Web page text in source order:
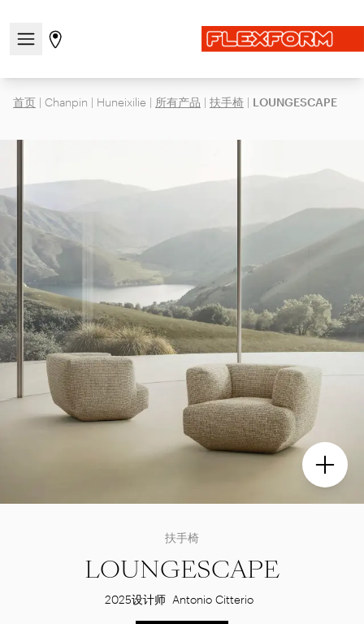
打开/关闭导航菜单
前往商店页面
首页 | Chanpin | Huneixilie | 所有产品 | 扶手椅 | LOUNGESCAPE
扶手椅
LOUNGESCAPE
2025设计师 Antonio Citterio